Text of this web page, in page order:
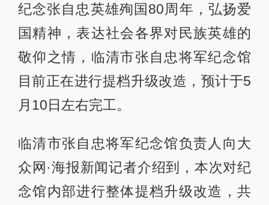
纪念张自忠英雄殉国80周年，弘扬爱
国精神，表达社会各界对民族英雄的
敬仰之情，临清市张自忠将军纪念馆
目前正在进行提档升级改造，预计于5
月10日左右完工。
临清市张自忠将军纪念馆负责人向大
众网·海报新闻记者介绍到，本次对纪
念馆内部进行整体提档升级改造，共